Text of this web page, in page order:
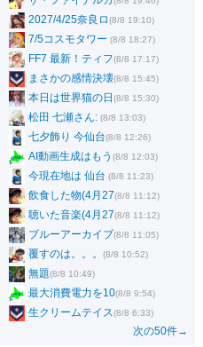
2027/4/25奈良ロ(8/8 19:10)
7/5コスモタワー (8/8 18:27)
FF7 最新！ティフ(8/8 17:17)
まさかの感情決壊(8/8 15:45)
本日は世界猫の日 (8/8 15:30)
松田 七瀬さん: (8/8 13:03)
七夕飾り 今仙台(8/8 12:26)
AI動画生成はもう (8/8 12:03)
今現在地は 仙台 (8/8 11:23)
飲食した物(4月27(8/8 11:12)
聴いた音楽(4月27(8/8 11:12)
ブルーアーカイブ(8/8 11:05)
覆すのは。。。 (8/8 10:52)
無題(8/8 10:49)
最大消費電力を10(8/8 9:54)
生クリームテイス(8/8 6:33)
次の50件→